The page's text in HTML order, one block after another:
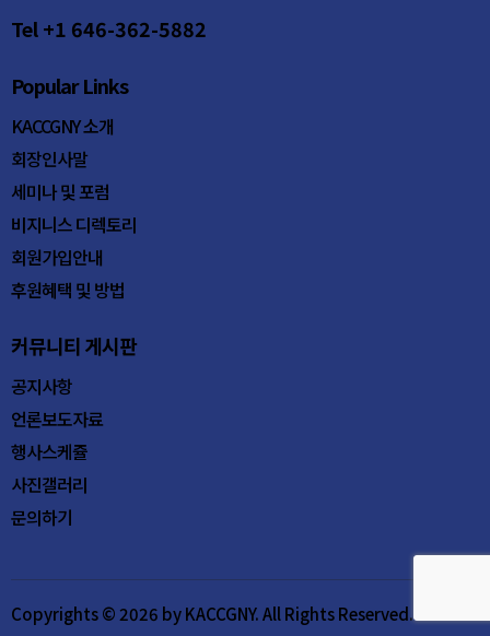
Tel +1 646-362-5882
Popular Links
KACCGNY 소개
회장인사말
세미나 및 포럼
비지니스 디렉토리
회원가입안내
후원혜택 및 방법
커뮤니티 게시판
공지사항
언론보도자료
행사스케쥴
사진갤러리
문의하기
Copyrights © 2026 by KACCGNY. All Rights Reserved.